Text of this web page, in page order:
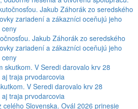
Jakub Záhorák zo seredského
zariadení a zákazníci oceňujú jeho
V Seredi darovalo krv 28
traja prvodarcovia